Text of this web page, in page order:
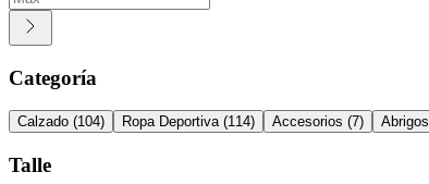
Categoría
Calzado (104) Ropa Deportiva (114) Accesorios (7) Abrigos
Talle